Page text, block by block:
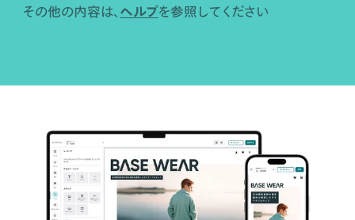
その他の内容は、 ヘルプを参照してください